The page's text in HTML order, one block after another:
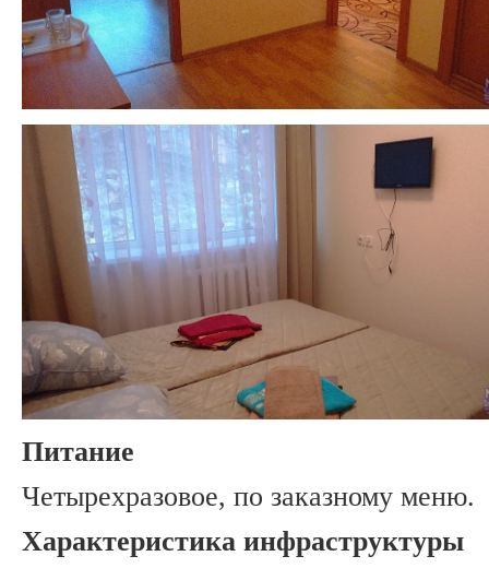
Питание
Четырехразовое, по заказному меню.
Характеристика инфраструктуры